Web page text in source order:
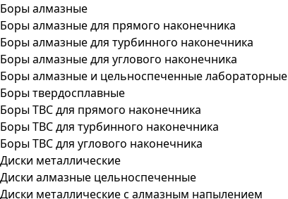
Боры алмазные
Боры алмазные для прямого наконечника
Боры алмазные для турбинного наконечника
Боры алмазные для углового наконечника
Боры алмазные и цельноспеченные лабораторные
Боры твердосплавные
Боры ТВС для прямого наконечника
Боры ТВС для турбинного наконечника
Боры ТВС для углового наконечника
Диски металлические
Диски алмазные цельноспеченные
Диски металлические с алмазным напылением